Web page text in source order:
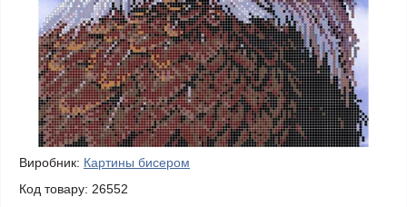
Виробник: Картины бисером
Код товару: 26552